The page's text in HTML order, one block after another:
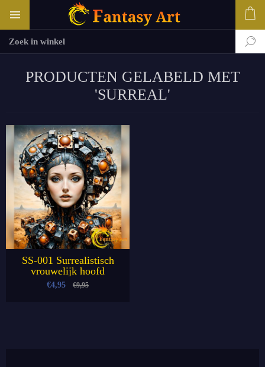
PRODUCTEN GELABELD MET
'SURREAL'
SS-001 Surrealistisch
vrouwelijk hoofd
€4,95 €9,95